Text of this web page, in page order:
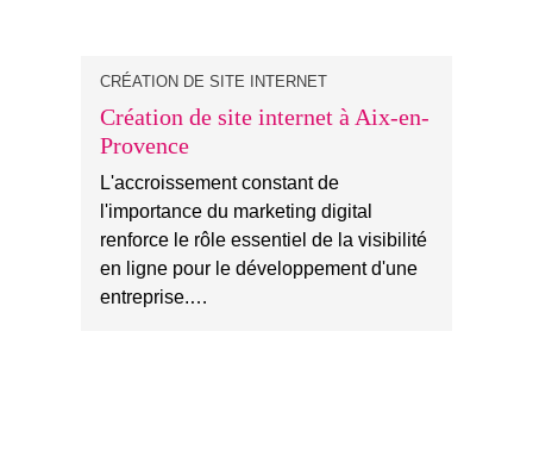
CRÉATION DE SITE INTERNET
Création de site internet à Aix-en-
Provence
L'accroissement constant de
l'importance du marketing digital
renforce le rôle essentiel de la visibilité
en ligne pour le développement d'une
entreprise.…